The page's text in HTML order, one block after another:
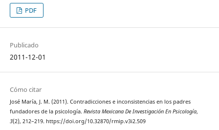
PDF
Publicado
2011-12-01
Cómo citar
José María, J. M. (2011). Contradicciones e inconsistencias en los padres
fundadores de la psicología. Revista Mexicana De Investigación En Psicología,
3(2), 212–219. https://doi.org/10.32870/rmip.v3i2.509